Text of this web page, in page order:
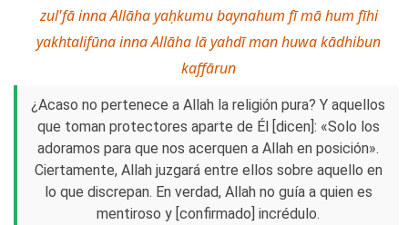
zul'fā inna Allāha yaḥkumu baynahum fī mā hum fīhi
yakhtalifūna inna Allāha lā yahdī man huwa kādhibun
kaffārun
¿Acaso no pertenece a Allah la religión pura? Y aquellos
que toman protectores aparte de Él [dicen]: «Solo los
adoramos para que nos acerquen a Allah en posición».
Ciertamente, Allah juzgará entre ellos sobre aquello en
lo que discrepan. En verdad, Allah no guía a quien es
mentiroso y [confirmado] incrédulo.